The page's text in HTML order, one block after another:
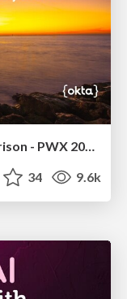
Java REST API Framework Comparison - PWX 2021
34 9.6k